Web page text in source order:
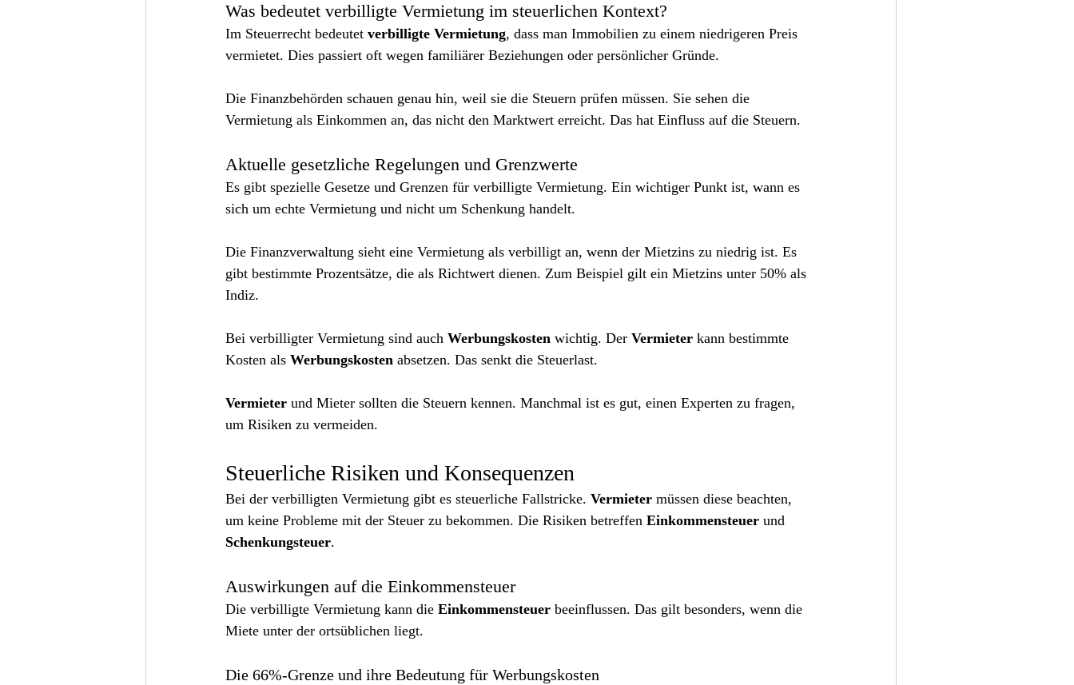
Was bedeutet verbilligte Vermietung im steuerlichen Kontext?
Im Steuerrecht bedeutet verbilligte Vermietung, dass man Immobilien zu einem niedrigeren Preis
vermietet. Dies passiert oft wegen familiärer Beziehungen oder persönlicher Gründe.
Die Finanzbehörden schauen genau hin, weil sie die Steuern prüfen müssen. Sie sehen die
Vermietung als Einkommen an, das nicht den Marktwert erreicht. Das hat Einfluss auf die Steuern.
Aktuelle gesetzliche Regelungen und Grenzwerte
Es gibt spezielle Gesetze und Grenzen für verbilligte Vermietung. Ein wichtiger Punkt ist, wann es
sich um echte Vermietung und nicht um Schenkung handelt.
Die Finanzverwaltung sieht eine Vermietung als verbilligt an, wenn der Mietzins zu niedrig ist. Es
gibt bestimmte Prozentsätze, die als Richtwert dienen. Zum Beispiel gilt ein Mietzins unter 50% als
Indiz.
Bei verbilligter Vermietung sind auch Werbungskosten wichtig. Der Vermieter kann bestimmte
Kosten als Werbungskosten absetzen. Das senkt die Steuerlast.
Vermieter und Mieter sollten die Steuern kennen. Manchmal ist es gut, einen Experten zu fragen,
um Risiken zu vermeiden.
Steuerliche Risiken und Konsequenzen
Bei der verbilligten Vermietung gibt es steuerliche Fallstricke. Vermieter müssen diese beachten,
um keine Probleme mit der Steuer zu bekommen. Die Risiken betreffen Einkommensteuer und
Schenkungsteuer.
Auswirkungen auf die Einkommensteuer
Die verbilligte Vermietung kann die Einkommensteuer beeinflussen. Das gilt besonders, wenn die
Miete unter der ortsüblichen liegt.
Die 66%-Grenze und ihre Bedeutung für Werbungskosten